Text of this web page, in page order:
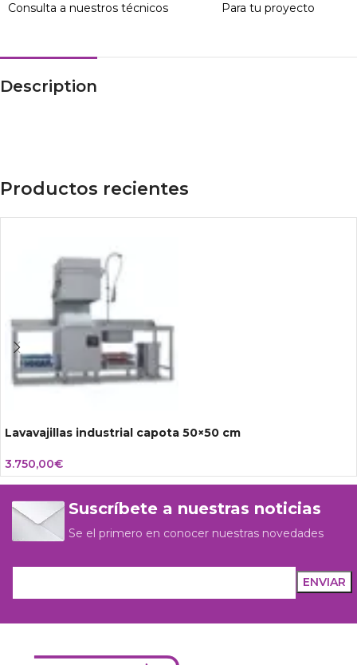
Consulta a nuestros técnicos Para tu proyecto
Description
Productos recientes
Lavavajillas industrial capota 50×50 cm
3.750,00€
Suscríbete a nuestras noticias
Se el primero en conocer nuestras novedades